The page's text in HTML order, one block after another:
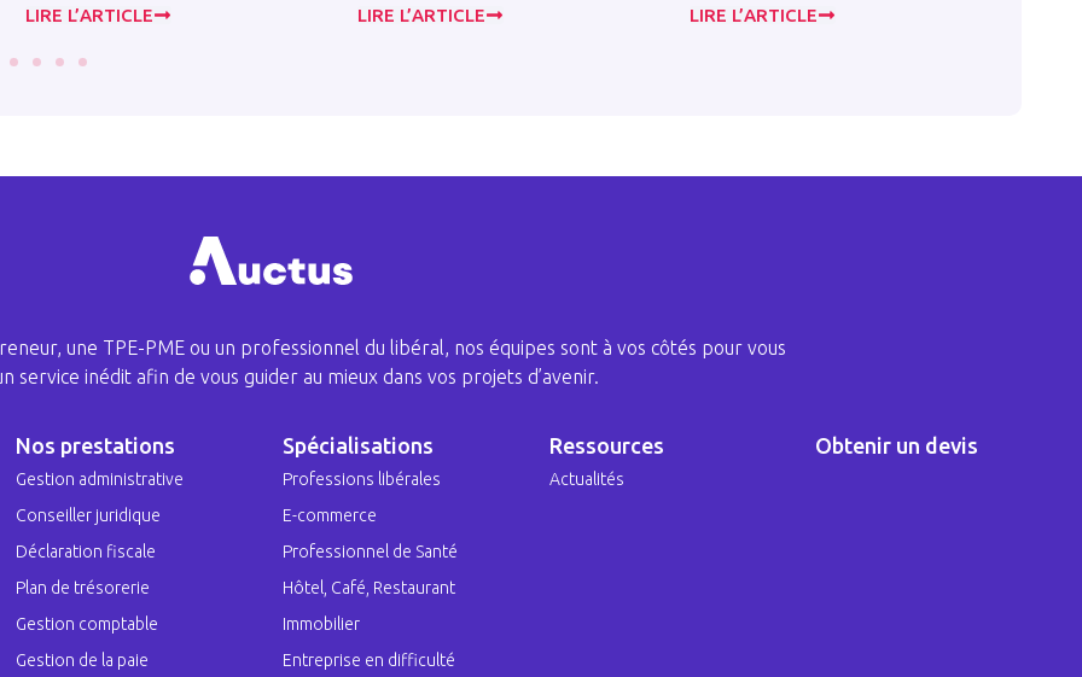
LIRE L’ARTICLE LIRE L’ARTICLE LIRE L’ARTICLE
une TPE-PME ou un professionnel du libéral, nos équipes sont à vos côtés pour vous
service inédit afin de vous guider au mieux dans vos projets d’avenir.
Nos prestations
Gestion administrative
Conseiller juridique
Déclaration fiscale
Plan de trésorerie
Gestion comptable
Gestion de la paie
Spécialisations
Professions libérales
E-commerce
Professionnel de Santé
Hôtel, Café, Restaurant
Immobilier
Entreprise en difficulté
Ressources
Actualités
Obtenir un devis